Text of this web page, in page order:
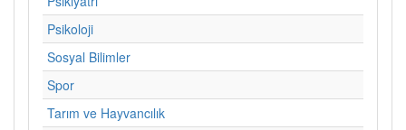
Psikoloji
Sosyal Bilimler
Spor
Tarım ve Hayvancılık